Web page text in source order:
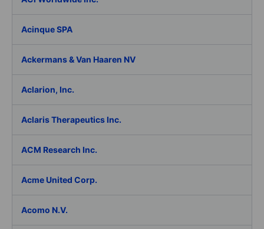
Acinque SPA
Ackermans & Van Haaren NV
Aclarion, Inc.
Aclaris Therapeutics Inc.
ACM Research Inc.
Acme United Corp.
Acomo N.V.